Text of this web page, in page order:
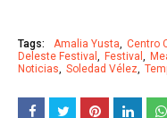
Tags: Amalia Yusta Centro
Deleste Festival
Festival
Noticias
Soledad Vélez